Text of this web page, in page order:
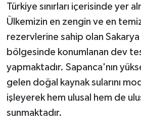
Türkiye sınırları içerisinde yer
Ülkemizin en zengin ve en
rezervlerine sahip olan Sakarya
bölgesinde konumlanan dev
yapmaktadır. Sapanca'nın
gelen doğal kaynak sularını
işleyerek hem ulusal hem de
sunmaktadır.